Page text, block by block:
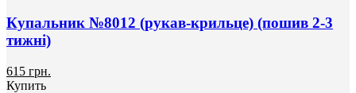
Купальник №8012 (рукав-крильце) (пошив 2-3
тижні)
615 грн.
Купить